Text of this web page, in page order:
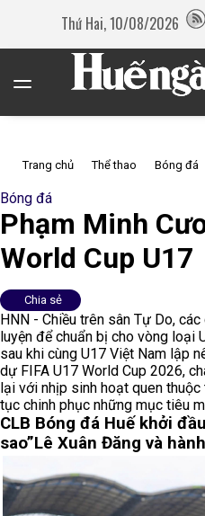
Thứ Hai, 10/08/2026
Trang chủ Thể thao Bóng đá
Bóng đá
Phạm Minh
World Cup U17
Chia sẻ
HNN - Chiều trên sân Tự Do,
luyện để chuẩn bị cho vòng loại
sau khi cùng U17 Việt Nam lập
dự FIFA U17 World Cup 2026,
lại với nhịp sinh hoạt quen
tục chinh phục những mục tiêu
CLB Bóng đá Huế khởi
sao”Lê Xuân Đăng và